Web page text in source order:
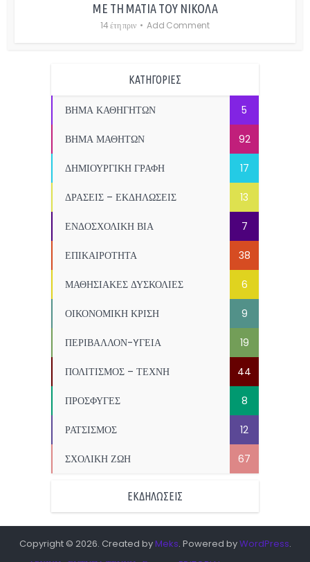
ΜΕ ΤΗ ΜΑΤΙΑ ΤΟΥ ΝΙΚΟΛΑ
14 έτη πριν Add Comment
ΚΑΤΗΓΟΡΙΕΣ
ΒΗΜΑ ΚΑΘΗΓΗΤΩΝ 5
ΒΗΜΑ ΜΑΘΗΤΩΝ 92
ΔΗΜΙΟΥΡΓΙΚΗ ΓΡΑΦΗ 17
ΔΡΑΣΕΙΣ – ΕΚΔΗΛΩΣΕΙΣ 13
ΕΝΔΟΣΧΟΛΙΚΗ ΒΙΑ 7
ΕΠΙΚΑΙΡΟΤΗΤΑ 38
ΜΑΘΗΣΙΑΚΕΣ ΔΥΣΚΟΛΙΕΣ 6
ΟΙΚΟΝΟΜΙΚΗ ΚΡΙΣΗ 9
ΠΕΡΙΒΑΛΛΟΝ-YΓΕΙΑ 19
ΠΟΛΙΤΙΣΜΟΣ – ΤΕΧΝΗ 44
ΠΡΟΣΦΥΓΕΣ 8
ΡΑΤΣΙΣΜΟΣ 12
ΣΧΟΛΙΚΗ ΖΩΗ 67
ΕΚΔΗΛΩΣΕΙΣ
Copyright © 2026. Created byMeks. Powered byWordPress.